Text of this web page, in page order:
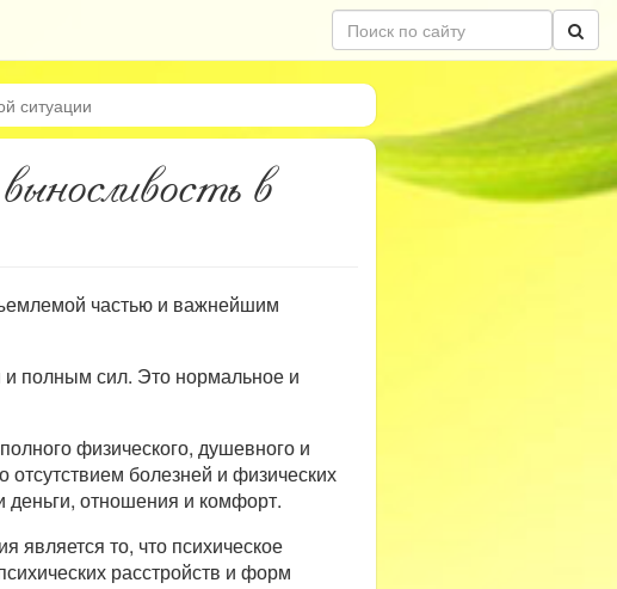
ситуации
в
частью и важнейшим
полным сил. Это нормальное и
физического, душевного и
отсутствием болезней и физических
отношения и комфорт.
является то, что психическое
расстройств и форм